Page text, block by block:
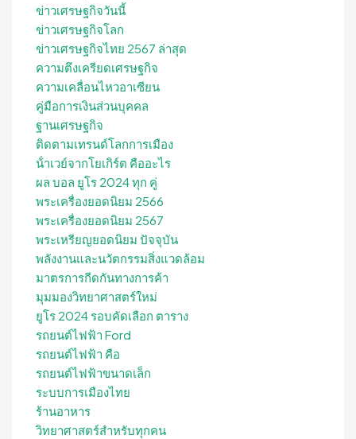
ข่าวเศรษฐกิจวันนี้
ข่าวเศรษฐกิจโลก
ข่าวเศรษฐกิจไทย 2567 ล่าสุด
ความตึงเครียดเศรษฐกิจ
ความเคลื่อนไหวอาเซียน
คู่มือการเงินส่วนบุคคล
ฐานเศรษฐกิจ
ติดตามเทรนด์โลกการเมือง
น้ําเวย์จากโยเกิร์ต คืออะไร
ผล บอล ยูโร 2024 ทุก คู่
พระเครื่องยอดนิยม 2566
พระเครื่องยอดนิยม 2567
พระเหรียญยอดนิยม ปัจจุบัน
พลังงานและนวัตกรรมสิ่งแวดล้อม
มาตรการกีดกันทางการค้า
มุมมองวิทยาศาสตร์ใหม่
ยูโร 2024 รอบคัดเลือก ตาราง
รถยนต์ไฟฟ้า Ford
รถยนต์ไฟฟ้า คือ
รถยนต์ไฟฟ้าขนาดเล็ก
ระบบการเมืองไทย
ร้านอาหาร
วิทยาศาสตร์สำหรับทุกคน